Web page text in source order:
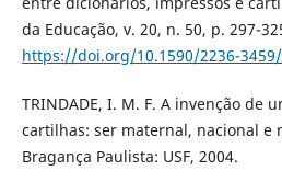
da Educação, v. 20, n. 50, p. 297-
https://doi.org/10.1590/2236-
TRINDADE, I. M. F. A invenção de
cartilhas: ser maternal, nacional e
Bragança Paulista: USF, 2004.